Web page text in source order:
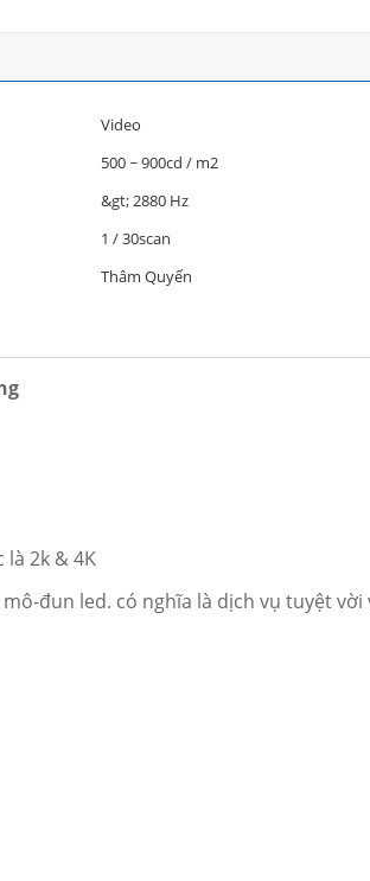
Video
500 ~ 900cd / m2
&gt; 2880 Hz
1 / 30scan
Thâm Quyến
là 2k & 4K
đun led. có nghĩa là dịch vụ tuyệt